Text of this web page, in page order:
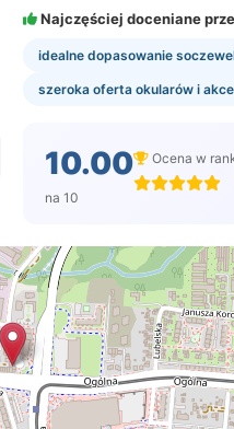
Najczęściej doceniane
idealne dopasowanie
szeroka oferta okularów i
10.00
na 10
Ocena w